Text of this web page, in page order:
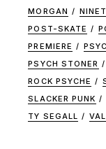
MORGAN
POST-SKATE
PREMIERE
PSYCH STONER
ROCK PSYCHE
SLACKER PUNK
TY SEGALL